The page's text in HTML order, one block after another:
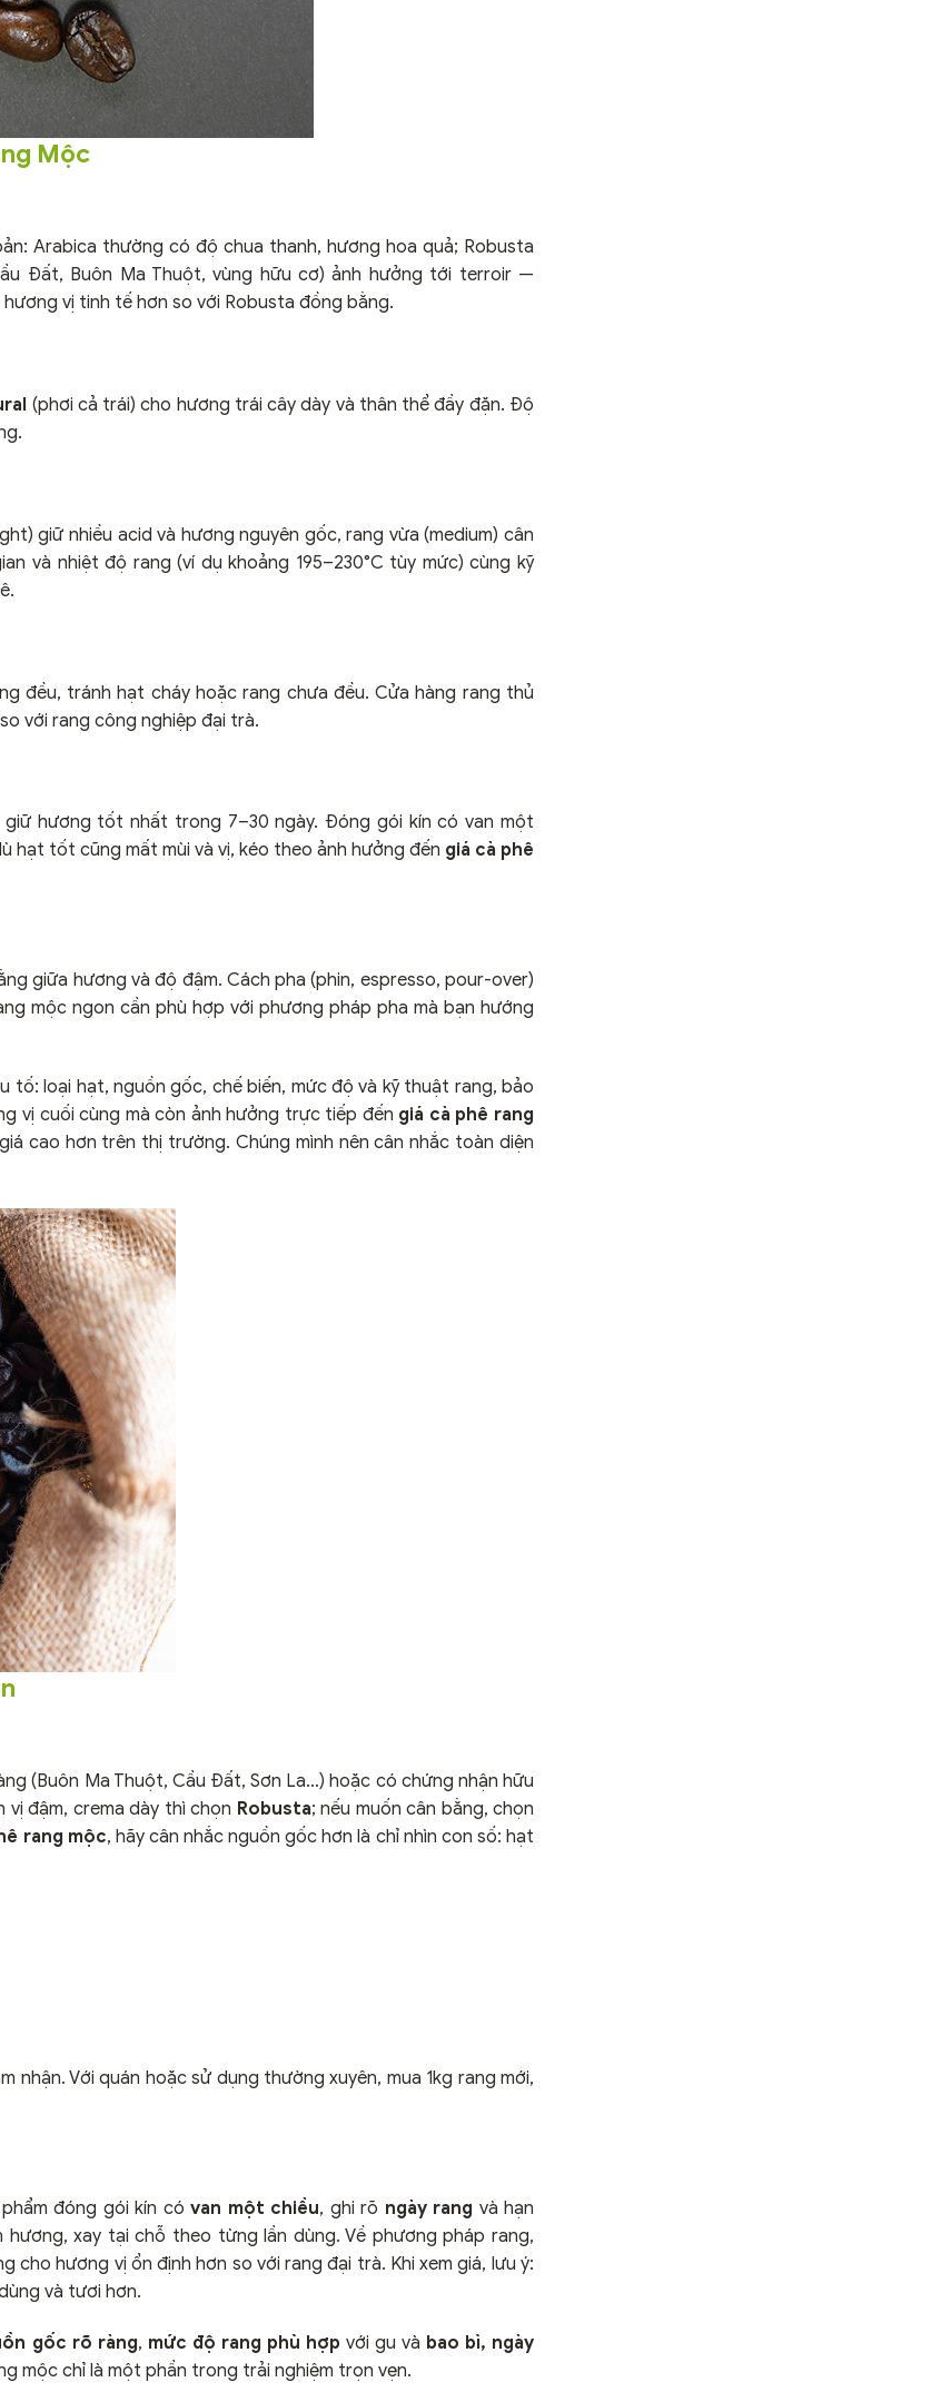
Mộc
Arabica thường có độ chua thanh, hương hoa quả; Robusta
Đất, Buôn Ma Thuột, vùng hữu cơ) ảnh hưởng tới terroir —
vị tinh tế hơn so với Robusta đồng bằng.
(phơi cả trái) cho hương trái cây dày và thân thể đầy đặn. Độ
giữ nhiều acid và hương nguyên gốc, rang vừa (medium) cân
và nhiệt độ rang (ví dụ khoảng 195–230°C tùy mức) cùng kỹ
đều, tránh hạt cháy hoặc rang chưa đều. Cửa hàng rang thủ
với rang công nghiệp đại trà.
hương tốt nhất trong 7–30 ngày. Đóng gói kín có van một
hạt tốt cũng mất mùi và vị, kéo theo ảnh hưởng đến giá cà phê
giữa hương và độ đậm. Cách pha (phin, espresso, pour-over)
mộc ngon cần phù hợp với phương pháp pha mà bạn hướng
loại hạt, nguồn gốc, chế biến, mức độ và kỹ thuật rang, bảo
vị cuối cùng mà còn ảnh hưởng trực tiếp đến giá cà phê rang
cao hơn trên thị trường. Chúng mình nên cân nhắc toàn diện
(Buôn Ma Thuột, Cầu Đất, Sơn La…) hoặc có chứng nhận hữu
vị đậm, crema dày thì chọn Robusta; nếu muốn cân bằng, chọn
rang mộc, hãy cân nhắc nguồn gốc hơn là chỉ nhìn con số: hạt
nhận. Với quán hoặc sử dụng thường xuyên, mua 1kg rang mới,
đóng gói kín cóvan một chiều, ghi rõ ngày rang và hạn
xay tại chỗ theo từng lần dùng. Về phương pháp rang,
hương vị ổn định hơn so với rang đại trà. Khi xem giá, lưu ý:
và tươi hơn.
gốc rõ ràng, mức độ rang phù hợp với gu và bao bì, ngày
mộc chỉ là một phần trong trải nghiệm trọn vẹn.